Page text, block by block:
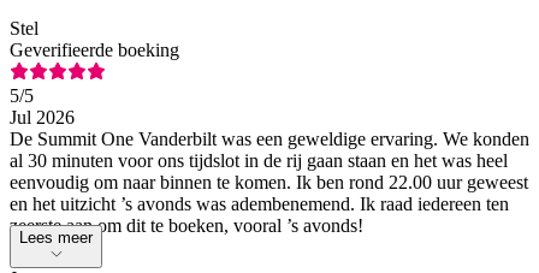
Stel
Geverifieerde boeking
5/5
Jul 2026
De Summit One Vanderbilt was een geweldige ervaring. We konden
al 30 minuten voor ons tijdslot in de rij gaan staan en het was heel
eenvoudig om naar binnen te komen. Ik ben rond 22.00 uur geweest
en het uitzicht ’s avonds was adembenemend. Ik raad iedereen ten
zeerste aan om dit te boeken, vooral ’s avonds!
Lees meer